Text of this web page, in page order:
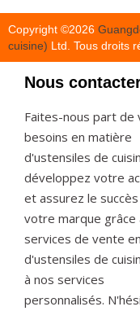
Copyright ©2026
cuisine) Ltd. Tous droits
Nous
Faites-nous part de
besoins en matière
d'ustensiles de
développez votre
et assurez le
votre marque grâce
services de vente
d'ustensiles de
à nos services
personnalisés.